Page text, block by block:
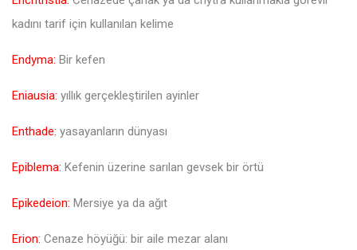
kadını tarif için kullanılan kelime
Endyma: Bir kefen
Eniausia: yıllık gerçekleştirilen ayinler
Enthade: yasayanların dünyası
Epiblema: Kefenin üzerine sarılan gevsek bir örtü
Epikedeion: Mersiye ya da ağıt
Erion: Cenaze höyüğü: bir aile mezar alanı